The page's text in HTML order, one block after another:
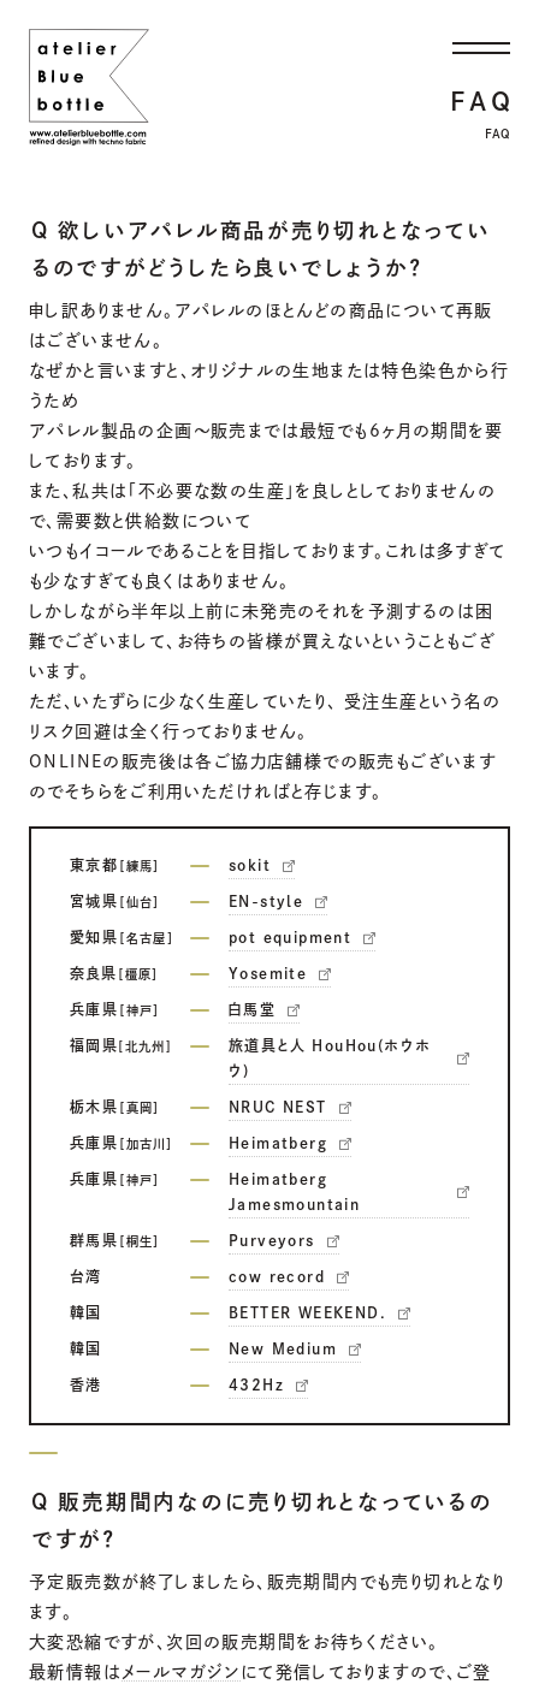
FAQ
FAQ
Q 欲しいアパレル商品が売り切れとなってい
るのですがどうしたら良いでしょうか？
申し訳ありません。アパレルのほとんどの商品について再販
はございません。
なぜかと言いますと、オリジナルの生地または特色染色から行
うため
アパレル製品の企画～販売までは最短でも6ヶ月の期間を要
しております。
また、私共は「不必要な数の生産」を良しとしておりませんの
で、需要数と供給数について
いつもイコールであることを目指しております。これは多すぎて
も少なすぎても良くはありません。
しかしながら半年以上前に未発売のそれを予測するのは困
難でございまして、お待ちの皆様が買えないということもござ
います。
ただ、いたずらに少なく生産していたり、 受注生産という名の
リスク回避は全く行っておりません。
ONLINEの販売後は各ご協力店舗様での販売もございます
のでそちらをご利用いただければと存じます。
東京都 ［練馬］ sokit
宮城県 ［仙台］ EN-style
愛知県 ［名古屋］ pot equipment
奈良県 ［橿原］ Yosemite
兵庫県 ［神戸］ 白馬堂
福岡県 [北九州]
旅道具と人 HouHou(ホウホ
ウ)
栃木県 ［真岡］ NRUC NEST
兵庫県 ［加古川］ Heimatberg
兵庫県 ［神戸］
Heimatberg
Jamesmountain
群馬県 ［桐生］ Purveyors
台湾 cow record
韓国 BETTER WEEKEND.
韓国 New Medium
香港 432Hz
Q 販売期間内なのに売り切れとなっているの
ですが？
予定販売数が終了しましたら、販売期間内でも売り切れとなり
ます。
大変恐縮ですが、次回の販売期間をお待ちください。
最新情報は メールマガジン にて発信しておりますので、ご登